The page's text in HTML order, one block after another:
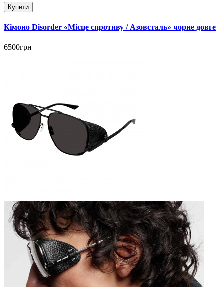
Купити
Кімоно Disorder «Місце спротиву / Азовсталь» чорне довге
6500грн